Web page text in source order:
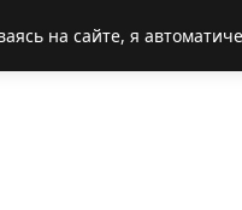
на сайте, я